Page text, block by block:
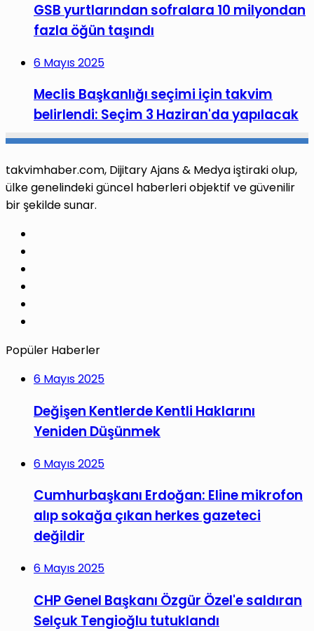
GSB yurtlarından sofralara 10 milyondan
fazla öğün taşındı
6 Mayıs 2025
Meclis Başkanlığı seçimi için takvim
belirlendi: Seçim 3 Haziran'da yapılacak
takvimhaber.com, Dijitary Ajans & Medya iştiraki olup,
ülke genelindeki güncel haberleri objektif ve güvenilir
bir şekilde sunar.
Popüler Haberler
6 Mayıs 2025
Değişen Kentlerde Kentli Haklarını
Yeniden Düşünmek
6 Mayıs 2025
Cumhurbaşkanı Erdoğan: Eline mikrofon
alıp sokağa çıkan herkes gazeteci
değildir
6 Mayıs 2025
CHP Genel Başkanı Özgür Özel'e saldıran
Selçuk Tengioğlu tutuklandı